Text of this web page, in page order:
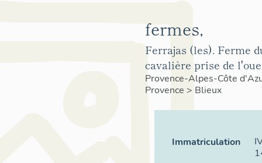
fermes,
Ferrajas (les). Ferme
cavalière prise de
Provence-Alpes-Côte
Provence > Blieux
Immatriculation